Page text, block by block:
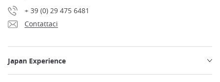
+ 39 (0) 29 475 6481
Contattaci
Japan Experience